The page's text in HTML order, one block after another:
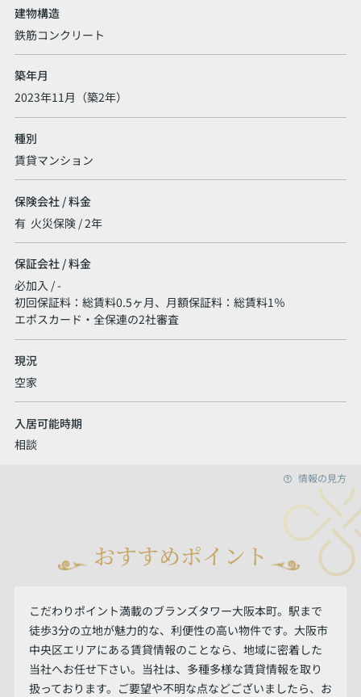
建物構造
鉄筋コンクリート
築年月
2023年11月（築2年）
種別
賃貸マンション
保険会社 / 料金
有 火災保険 / 2年
保証会社 / 料金
必加入 / -
初回保証料：総賃料0.5ヶ月、月額保証料：総賃料1％
エポスカード・全保連の2社審査
現況
空家
入居可能時期
相談
情報の見方
おすすめポイント
こだわりポイント満載のブランズタワー大阪本町。駅まで
徒歩3分の立地が魅力的な、利便性の高い物件です。大阪市
中央区エリアにある賃貸情報のことなら、地域に密着した
当社へお任せ下さい。当社は、多種多様な賃貸情報を取り
扱っております。ご要望や不明な点などございましたら、お